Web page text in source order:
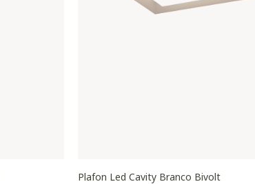
Plafon Led Cavity Branco Bivolt